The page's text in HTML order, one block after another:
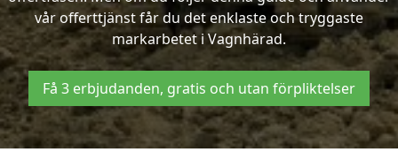
vår offerttjänst får du det enklaste och tryggaste
markarbetet i Vagnhärad.
Få 3 erbjudanden, gratis och utan förpliktelser